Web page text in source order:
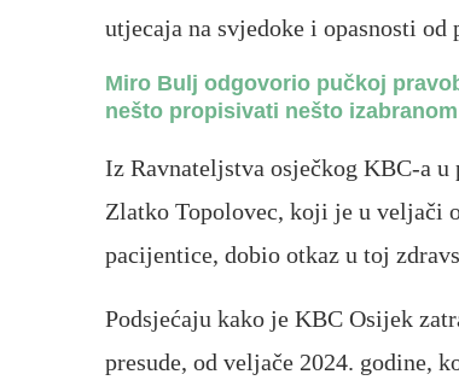
utjecaja na svjedoke i opasnosti od
Miro Bulj odgovorio pučkoj
nešto propisivati nešto
Iz Ravnateljstva osječkog KBC-a
Zlatko Topolovec, koji je u veljači
pacijentice, dobio otkaz u toj
Podsjećaju kako je KBC Osijek
presude, od veljače 2024. godine,